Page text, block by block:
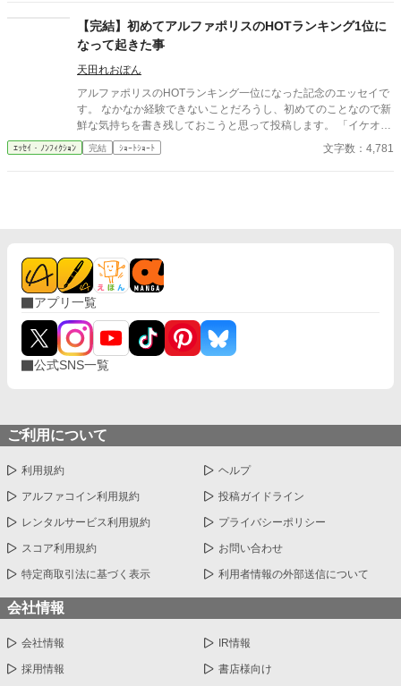
けかたなどコメントいただけるとありがたいです。 なお、いただ
いたノウハウは本文に追記し、他サイトにも掲載します。本文に
記載しないでほしい方は、コメント欄にその旨あわせて明記して
ください。
【完結】初めてアルファポリスのHOTランキング1位に
なって起きた事
天田れおぽん
アルファポリスのHOTランキング一位になった記念のエッセイで
す。 なかなか経験できないことだろうし、初めてのことなので新
鮮な気持ちを書き残しておこうと思って投稿します。 「イケオジ
辺境伯に嫁げた私の素敵な婚約破棄」がHOTランキング一位にな
った2022/12/16の前日からの気持ちをつらつらと書き残してみま
ｴｯｾｲ・ﾉﾝﾌｨｸｼｮﾝ 完結 ｼｮｰﾄｼｮｰﾄ 文字数：4,781
アプリ一覧
公式SNS一覧
ご利用について
利用規約 ヘルプ
アルファコイン利用規約 投稿ガイドライン
レンタルサービス利用規約 プライバシーポリシー
スコア利用規約 お問い合わせ
特定商取引法に基づく表示 利用者情報の外部送信について
会社情報
会社情報 IR情報
採用情報 書店様向け